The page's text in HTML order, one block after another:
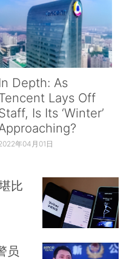
In Depth: As
Lays Off
Is Its ‘Winter’
年04月01日
比
员